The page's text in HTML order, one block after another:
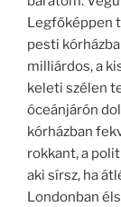
Legfőképpen
pesti
milliárdos, a
keleti szélen
óceánjárón
kórházban
rokkant, a
aki sírsz, ha
Londonban